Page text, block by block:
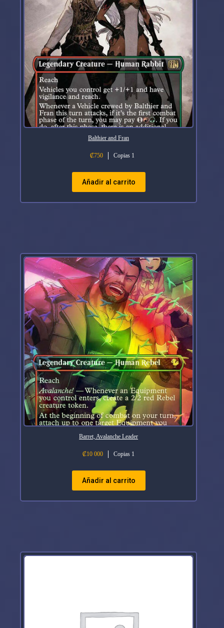
Balthier and Fran
₡750 Copias 1
Añadir al carrito
Barret, Avalanche Leader
₡10 000 Copias 1
Añadir al carrito